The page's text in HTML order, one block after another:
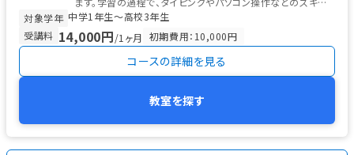
も身につけることができます。
対象学年 中学1年生〜高校3年生
受講料 14,000円/1ヶ月 初期費用：10,000円
コースの詳細を見る
教室を探す